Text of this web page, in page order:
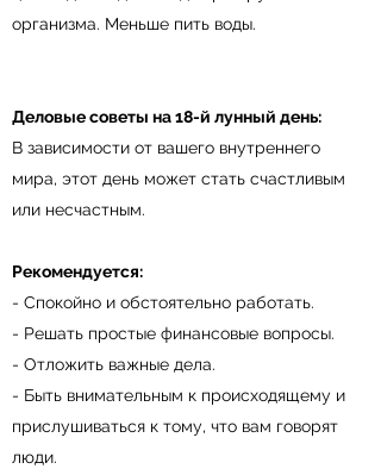
организма. Меньше пить воды.
Деловые советы на 18-й лунный день:
В зависимости от вашего внутреннего
мира, этот день может стать счастливым
или несчастным.
Рекомендуется:
- Спокойно и обстоятельно работать.
- Решать простые финансовые вопросы.
- Отложить важные дела.
- Быть внимательным к происходящему и
прислушиваться к тому, что вам говорят
люди.